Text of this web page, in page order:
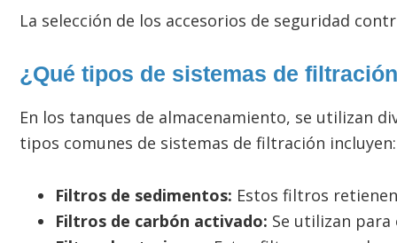
La selección de los accesorios de seguridad
¿Qué tipos de sistemas de
En los tanques de almacenamiento, se utilizan
tipos comunes de sistemas de filtración incluyen:
Filtros de sedimentos: Estos filtros
Filtros de carbón activado: Se utilizan